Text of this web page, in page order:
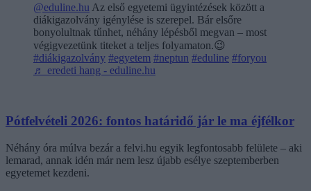
@eduline.hu Az első egyetemi ügyintézések között a
diákigazolvány igénylése is szerepel. Bár elsőre
bonyolultnak tűnhet, néhány lépésből megvan – most
végigvezetünk titeket a teljes folyamaton.😉
#diákigazolvány #egyetem #neptun #eduline #foryou
♬ eredeti hang - eduline.hu
Pótfelvételi 2026: fontos határidő jár le ma éjfélkor
Néhány óra múlva bezár a felvi.hu egyik legfontosabb felülete – aki
lemarad, annak idén már nem lesz újabb esélye szeptemberben
egyetemet kezdeni.